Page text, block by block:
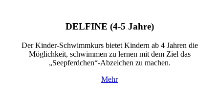
DELFINE (4-5 Jahre)
Der Kinder-Schwimmkurs bietet Kindern ab 4 Jahren die
Möglichkeit, schwimmen zu lernen mit dem Ziel das
„Seepferdchen“-Abzeichen zu machen.
Mehr